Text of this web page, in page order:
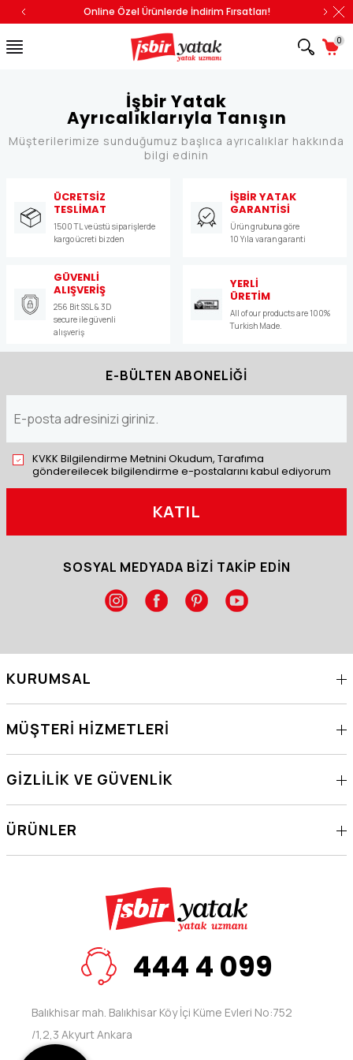
Online Özel Ürünlerde İndirim Fırsatları!
0
İşbir Yatak
Ayrıcalıklarıyla Tanışın
Müşterilerimize sunduğumuz başlıca ayrıcalıklar hakkında
bilgi edinin
ÜCRETSİZ
TESLİMAT
1500 TL ve üstü siparişlerde
kargo ücreti bizden
İŞBİR YATAK
GARANTİSİ
Ürün grubuna göre
10 Yıla varan garanti
GÜVENLİ
ALIŞVERİŞ
256 Bit SSL & 3D
secure ile güvenli
alışveriş
YERLİ
ÜRETİM
All of our products are 100%
Turkish Made.
E-BÜLTEN ABONELİĞİ
KVKK Bilgilendirme Metnini Okudum, Tarafıma
göndereilecek bilgilendirme e-postalarını kabul ediyorum
KATIL
SOSYAL MEDYADA BİZİ TAKİP EDİN
KURUMSAL
MÜŞTERI HIZMETLERI
GIZLILIK VE GÜVENLIK
ÜRÜNLER
444 4 099
Balıkhisar mah. Balıkhisar Köy İçi Küme Evleri No:752
/1,2,3 Akyurt Ankara